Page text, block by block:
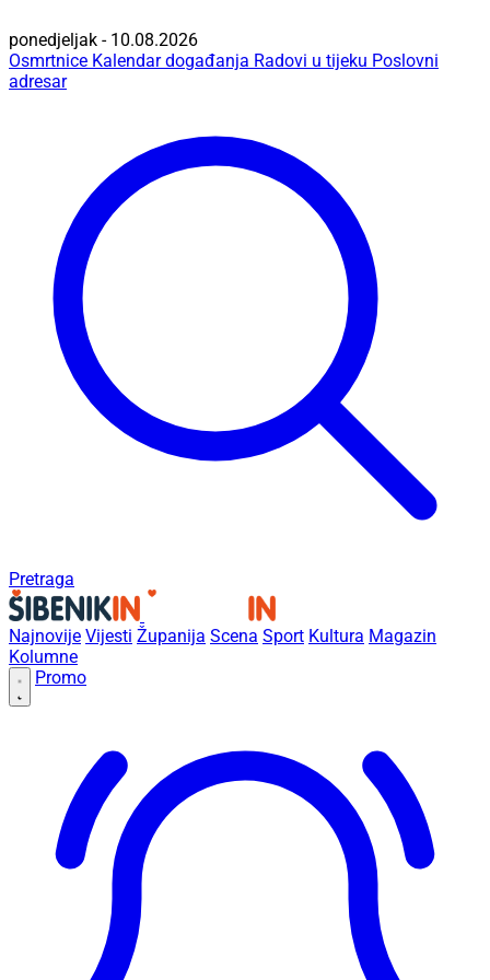
ponedjeljak - 10.08.2026
Osmrtnice Kalendar događanja Radovi u tijeku Poslovni
adresar
Pretraga
Najnovije Vijesti Županija Scena Sport Kultura Magazin
Kolumne
Promo